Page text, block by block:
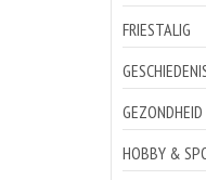
FRIESTALIG
GEZONDHEID
HOBBY &